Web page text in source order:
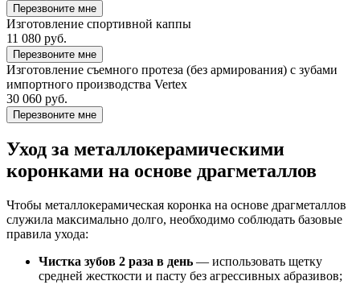
Перезвоните мне
Изготовление спортивной каппы
11 080 руб.
Перезвоните мне
Изготовление съемного протеза (без армирования) с зубами
импортного производства Vertex
30 060 руб.
Перезвоните мне
Уход за металлокерамическими
коронками на основе драгметаллов
Чтобы металлокерамическая коронка на основе драгметаллов
служила максимально долго, необходимо соблюдать базовые
правила ухода:
Чистка зубов 2 раза в день — использовать щетку
средней жесткости и пасту без агрессивных абразивов;